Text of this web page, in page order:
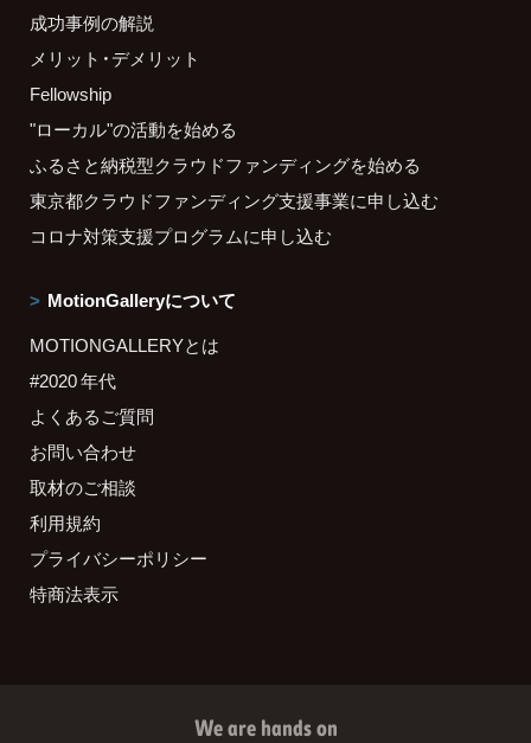
成功事例の解説
メリット・デメリット
Fellowship
"ローカル"の活動を始める
ふるさと納税型クラウドファンディングを始める
東京都クラウドファンディング支援事業に申し込む
コロナ対策支援プログラムに申し込む
MotionGalleryについて
MOTIONGALLERYとは
#2020 年代
よくあるご質問
お問い合わせ
取材のご相談
利用規約
プライバシーポリシー
特商法表示
We are hands on